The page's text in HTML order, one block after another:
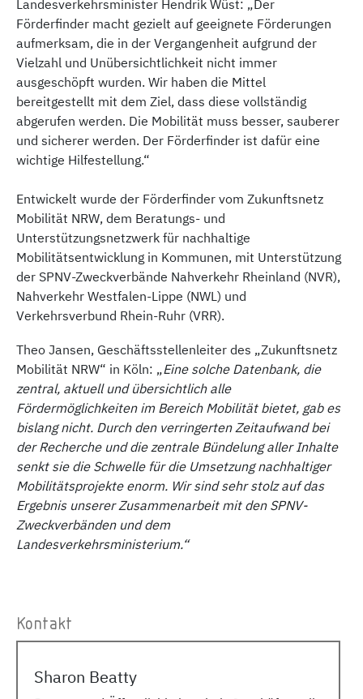
Landesverkehrsminister Hendrik Wüst: „Der
Förderfinder macht gezielt auf geeignete Förderungen
aufmerksam, die in der Vergangenheit aufgrund der
Vielzahl und Unübersichtlichkeit nicht immer
ausgeschöpft wurden. Wir haben die Mittel
bereitgestellt mit dem Ziel, dass diese vollständig
abgerufen werden. Die Mobilität muss besser, sauberer
und sicherer werden. Der Förderfinder ist dafür eine
wichtige Hilfestellung.“
Entwickelt wurde der Förderfinder vom Zukunftsnetz
Mobilität NRW, dem Beratungs- und
Unterstützungsnetzwerk für nachhaltige
Mobilitätsentwicklung in Kommunen, mit Unterstützung
der SPNV-Zweckverbände Nahverkehr Rheinland (NVR),
Nahverkehr Westfalen-Lippe (NWL) und
Verkehrsverbund Rhein-Ruhr (VRR).
Theo Jansen, Geschäftsstellenleiter des „Zukunftsnetz
Mobilität NRW“ in Köln: „Eine solche Datenbank, die
zentral, aktuell und übersichtlich alle
Fördermöglichkeiten im Bereich Mobilität bietet, gab es
bislang nicht. Durch den verringerten Zeitaufwand bei
der Recherche und die zentrale Bündelung aller Inhalte
senkt sie die Schwelle für die Umsetzung nachhaltiger
Mobilitätsprojekte enorm. Wir sind sehr stolz auf das
Ergebnis unserer Zusammenarbeit mit den SPNV-
Zweckverbänden und dem
Landesverkehrsministerium.“
Kontakt
Sharon Beatty